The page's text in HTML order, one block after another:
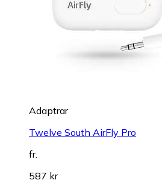
Adaptrar
Twelve South AirFly Pro
fr.
587 kr